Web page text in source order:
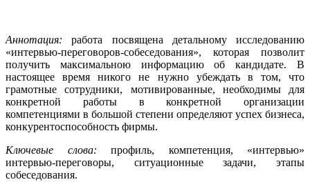
Аннотация:работа посвящена детальному исследованию
«интервью-переговоров-собеседования», которая позволит
получить максимальною информацию об кандидате. В
настоящее время никого не нужно убеждать в том, что
грамотные сотрудники, мотивированные, необходимы для
конкретной работы в конкретной организации
компетенциями в большой степени определяют успех бизнеса,
конкурентоспособность фирмы.
Ключевые слова: профиль, компетенция, «интервью»
интервью-переговоры, ситуационные задачи, этапы
собеседования.